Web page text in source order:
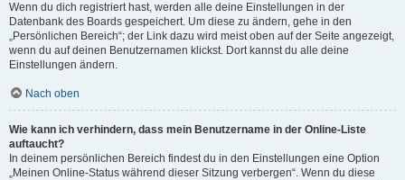
Wenn du dich registriert hast, werden alle deine Einstellungen in der
Datenbank des Boards gespeichert. Um diese zu ändern, gehe in den
„Persönlichen Bereich“; der Link dazu wird meist oben auf der Seite angezeigt,
wenn du auf deinen Benutzernamen klickst. Dort kannst du alle deine
Einstellungen ändern.
Nach oben
Wie kann ich verhindern, dass mein Benutzername in der Online-Liste
auftaucht?
In deinem persönlichen Bereich findest du in den Einstellungen eine Option
„Meinen Online-Status während dieser Sitzung verbergen“. Wenn du diese